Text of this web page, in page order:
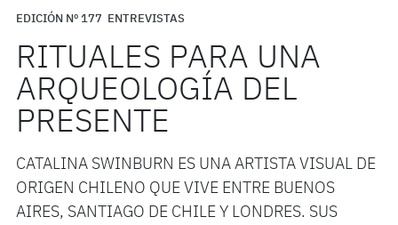
EDICIÓN Nº 177 ENTREVISTAS
RITUALES PARA UNA
ARQUEOLOGÍA DEL
PRESENTE
CATALINA SWINBURN ES UNA ARTISTA VISUAL DE
ORIGEN CHILENO QUE VIVE ENTRE BUENOS
AIRES, SANTIAGO DE CHILE Y LONDRES. SUS